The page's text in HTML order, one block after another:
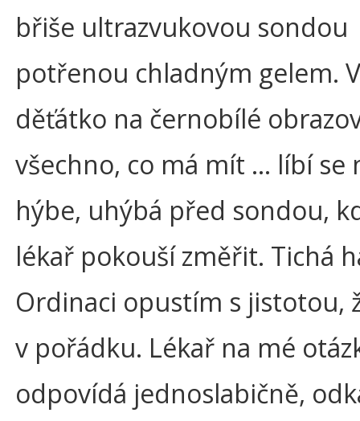
břiše ultrazvukovou sondou
potřenou chladným gelem.
děťátko na černobílé
všechno, co má mít ... líbí se
hýbe, uhýbá před sondou,
lékař pokouší změřit. Tichá
Ordinaci opustím s jistotou,
v pořádku. Lékař na mé
odpovídá jednoslabičně,